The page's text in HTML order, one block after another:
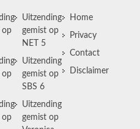
op
op
op
Uitzending
gemist op
NET 5
Uitzending
gemist op
SBS 6
Uitzending
gemist op
Home
Privacy
Contact
Disclaimer